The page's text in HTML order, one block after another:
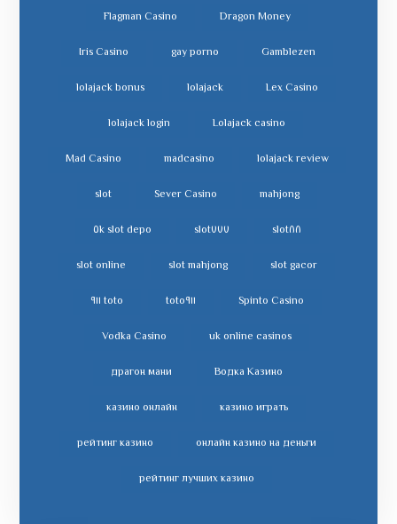
Dragon Money
Flagman Casino
Gamblezen
gay porno
Iris Casino
Lex Casino
lolajack
lolajack bonus
Lolajack casino
lolajack login
lolajack review
madcasino
Mad Casino
mahjong
Sever Casino
slot
slot٨٨ slot٧٧٧ slot depo ٥k
slot gacor
slot mahjong
slot online
Spinto Casino toto٩١١ toto ٩١١
uk online casinos
Vodka Casino
Водка Казино
драгон мани
казино играть
казино онлайн
онлайн казино на деньги
рейтинг казино
рейтинг лучших казино